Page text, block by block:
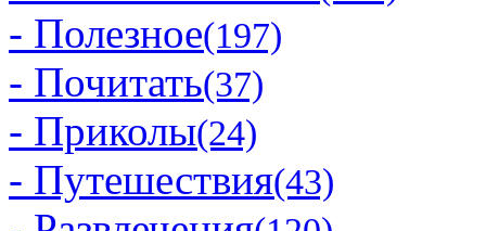
- Полезное(197)
- Почитать(37)
- Приколы(24)
- Путешествия(43)